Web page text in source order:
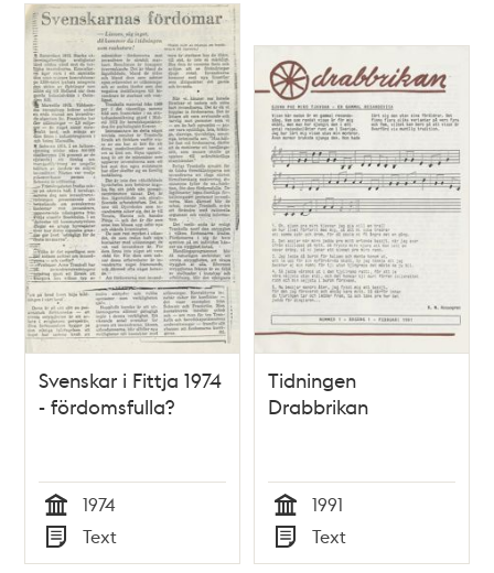
Svenskar i Fittja 1974
- fördomsfulla?
Tid
1974
Typ
Text
Tidningen
Drabbrikan
Tid
1991
Typ
Text